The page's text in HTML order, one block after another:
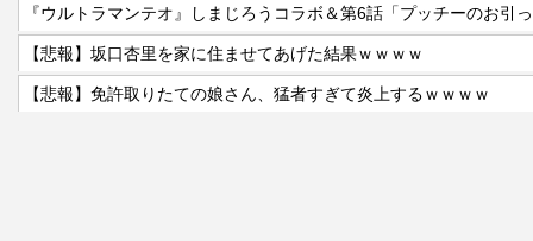
『ウルトラマンテオ』しまじろうコラボ＆第6話「プッチーのお引
【悲報】坂口杏里を家に住ませてあげた結果ｗｗｗｗ
【悲報】免許取りたての娘さん、猛者すぎて炎上するｗｗｗｗ